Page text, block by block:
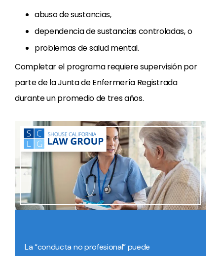
abuso de sustancias,
dependencia de sustancias controladas, o
problemas de salud mental.
Completar el programa requiere supervisión por
parte de la Junta de Enfermería Registrada
durante un promedio de tres años.
La “conducta no profesional” puede